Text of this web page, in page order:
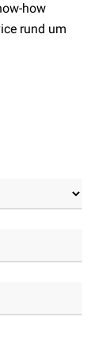
how
rund um